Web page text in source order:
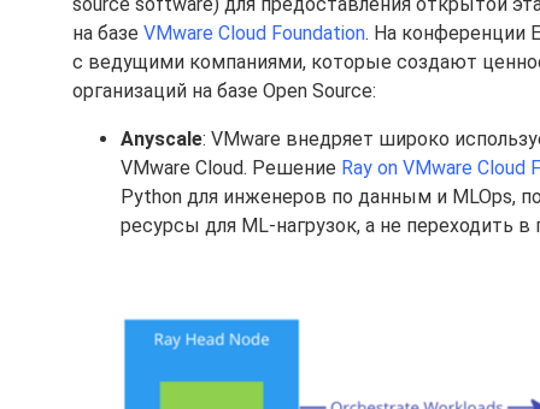
source software) для предоставления открытой
на базе VMware Cloud Foundation. На конференции
с ведущими компаниями, которые создают
организаций на базе Open Source:
Anyscale: VMware внедряет широко
VMware Cloud. Решение Ray on VMware Cloud
Python для инженеров по данным и MLOps,
ресурсы для ML-нагрузок, а не переходить в